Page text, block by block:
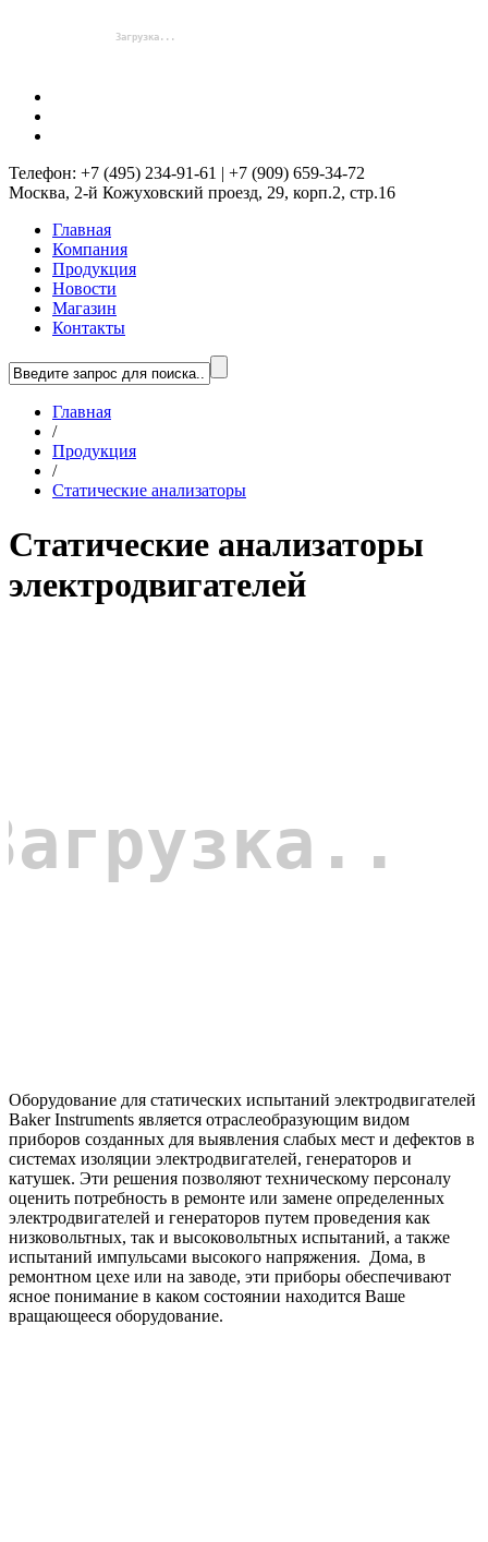
Телефон: +7 (495) 234-91-61 | +7 (909) 659-34-72
Москва, 2-й Кожуховский проезд, 29, корп.2, стр.16
Главная
Компания
Продукция
Новости
Магазин
Контакты
Главная
/
Продукция
/
Статические анализаторы
Статические анализаторы
электродвигателей
Оборудование для статических испытаний электродвигателей
Baker Instruments является отраслеобразующим видом
приборов созданных для выявления слабых мест и дефектов в
системах изоляции электродвигателей, генераторов и
катушек. Эти решения позволяют техническому персоналу
оценить потребность в ремонте или замене определенных
электродвигателей и генераторов путем проведения как
низковольтных, так и высоковольтных испытаний, а также
испытаний импульсами высокого напряжения. Дома, в
ремонтном цехе или на заводе, эти приборы обеспечивают
ясное понимание в каком состоянии находится Ваше
вращающееся оборудование.